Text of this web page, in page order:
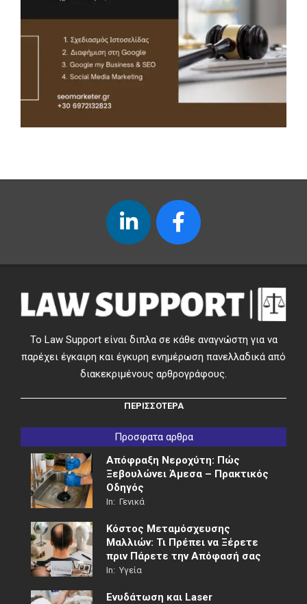
Το Law Support είναι διπλα σε κάθε αναγνώστη για να
παρέχει έγκαιρη και έγκυρη ενημέρωση πανελλαδικά από
διακεκριμένους αρθρογράφους.
ΠΕΡΙΣΣΟΤΕΡΑ
Προσφατα αρθρα
Απόφραξη Νεροχύτη: Πώς
Ξεβουλώνει Άμεσα – Πρακτικός
Οδηγός
In: Γενικά
Κόστος Μεταμόσχευσης
Μαλλιών: Τι Πρέπει να Ξέρετε
πριν Πάρετε την Απόφασή σας
In: Υγεία
Ενυδάτωση και Laser